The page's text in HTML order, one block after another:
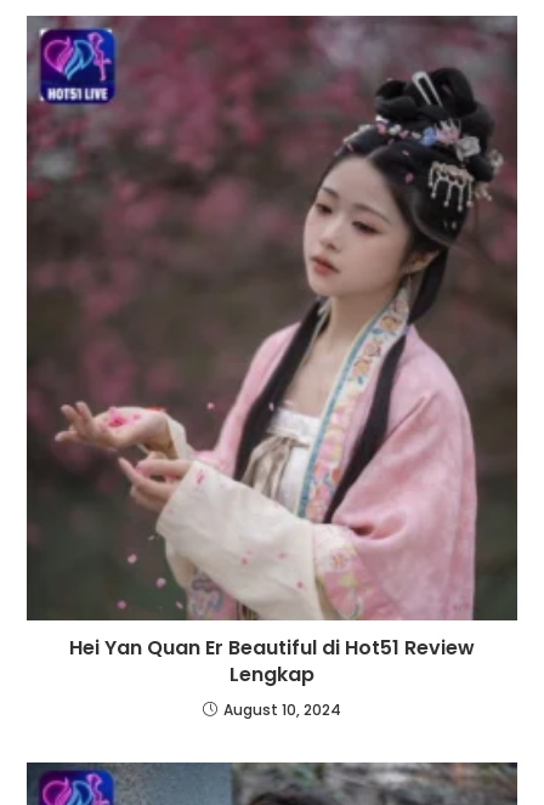
Hei Yan Quan Er Beautiful di Hot51 Review
Lengkap
August 10, 2024